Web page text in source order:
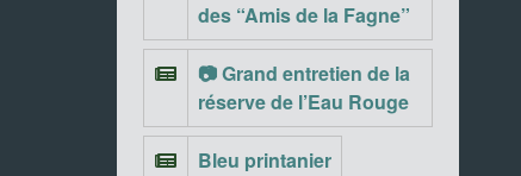
des “Amis de la Fagne”
📷 Grand entretien de la
réserve de l’Eau Rouge
Bleu printanier